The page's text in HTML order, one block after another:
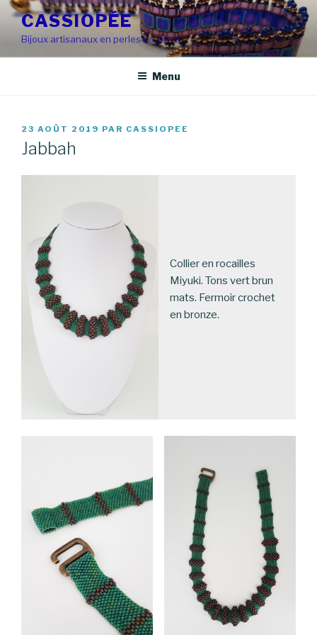
Aller
contenu
principal
CASSIOPÉE
Bijoux artisanaux en perles de verre
Menu
PUBLIÉ
LE
23 AOÛT 2019 PAR CASSIOPEE
Jabbah
Collier en rocailles
Miyuki. Tons vert brun
mats. Fermoir crochet
en bronze.